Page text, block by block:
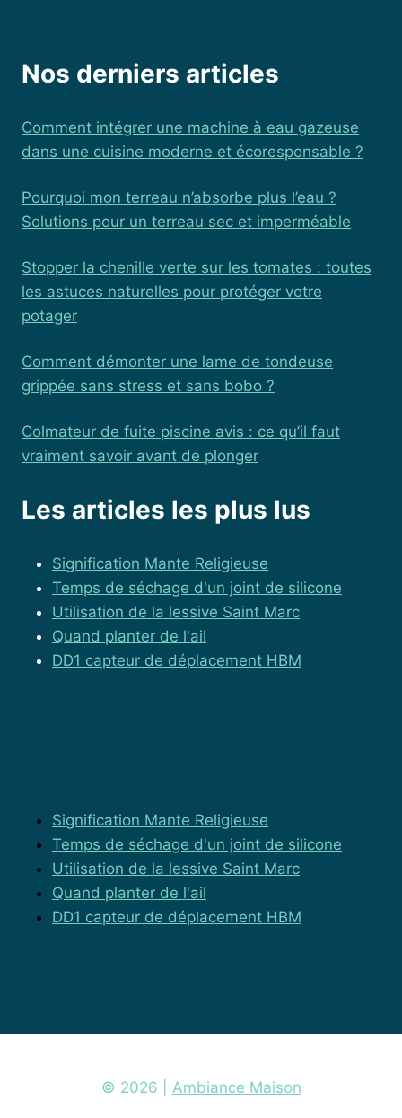
Nos derniers articles
Comment intégrer une machine à eau gazeuse
dans une cuisine moderne et écoresponsable ?
Pourquoi mon terreau n’absorbe plus l’eau ?
Solutions pour un terreau sec et imperméable
Stopper la chenille verte sur les tomates : toutes
les astuces naturelles pour protéger votre
potager
Comment démonter une lame de tondeuse
grippée sans stress et sans bobo ?
Colmateur de fuite piscine avis : ce qu’il faut
vraiment savoir avant de plonger
Les articles les plus lus
Signification Mante Religieuse
Temps de séchage d'un joint de silicone
Utilisation de la lessive Saint Marc
Quand planter de l'ail
DD1 capteur de déplacement HBM
Signification Mante Religieuse
Temps de séchage d'un joint de silicone
Utilisation de la lessive Saint Marc
Quand planter de l'ail
DD1 capteur de déplacement HBM
© 2026 | Ambiance Maison